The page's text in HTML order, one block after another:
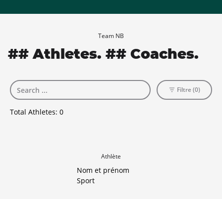
Team NB
## Athletes. ## Coaches.
Total Athletes: 0
Filtre (0)
Athlète
Nom et prénom
Sport